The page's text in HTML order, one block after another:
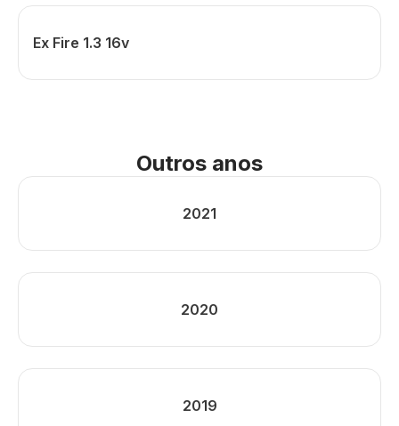
Ex Fire 1.3 16v
Outros anos
2021
2020
2019